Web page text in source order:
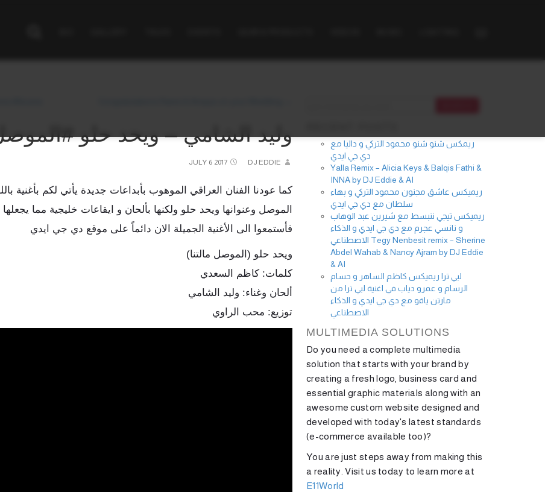
وليد الشامي – ويحد حلو
JULY 6 2017 DJ EDDIE
كما عودنا الفنان العراقي الموهوب بأبداعات جديدة يأتي لكم بأغنية
الموصل وعنوانها ويحد حلو ولكنها بألحان و ايقاعات خليجية مما
فأستمعوا الى الأغنية الجميلة الان دائماً على موقع دي جي ايدي
ويحد حلو (الموصل مالتنا)
كلمات: كاظم السعدي
ألحان وغناء: وليد الشامي
توزيع: محب الراوي
ريمكس شنو شنو محمود التركي و داليا مع
دي جي ايدي
Yalla Remix – Alicia Keys & Balqis Fathi &
INNA by DJ Eddie & AI
ريميكس عاشق مجنون محمود التركي و بهاء
سلطان مع دي جي ايدي
ريميكس تيجي ننبسط مع شيرين عبد الوهاب
و نانسي عجرم مع دي جي ايدي و الذكاء
الاصطناعي Tegy Nenbesit remix – Sherine
Abdel Wahab & Nancy Ajram by DJ Eddie
& AI
لبي ترا ريميكس كاظم الساهر و حسام
الرسام و عمرو دياب في اغنية لبي ترا من
مارتن ياقو مع دي جي ايدي و الذكاء
الاصطناعي
MULTIMEDIA SOLUTIONS
Do you need a complete multimedia
solution that starts with your brand by
creating a fresh logo, business card and
essential graphic materials along with an
awesome custom website designed and
developed with today's latest standards
(e-commerce available too)?
You are just steps away from making this
a reality. Visit us today to learn more at
E11World